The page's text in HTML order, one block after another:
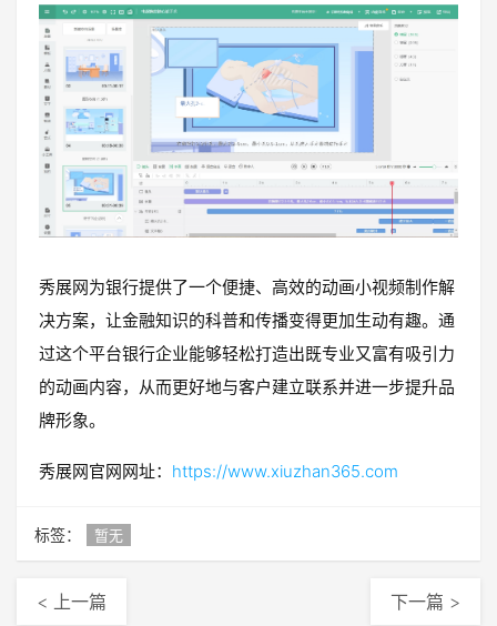
秀展网为银行提供了一个便捷、高效的动画小视频制作解
决方案，让金融知识的科普和传播变得更加生动有趣。通
过这个平台银行企业能够轻松打造出既专业又富有吸引力
的动画内容，从而更好地与客户建立联系并进一步提升品
牌形象。
秀展网官网网址： https://www.xiuzhan365.com
标签： 暂无
< 上一篇 下一篇 >